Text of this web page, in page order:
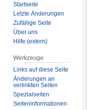
Startseite
Letzte Änderungen
Zufällige Seite
Über uns
Hilfe (extern)
Werkzeuge
Links auf diese Seite
Änderungen an
verlinkten Seiten
Spezialseiten
Seiten­informationen